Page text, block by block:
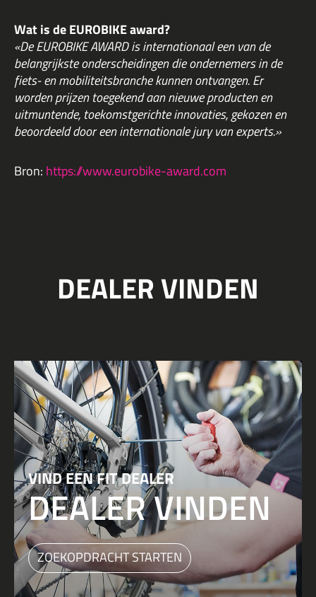
Wat is de EUROBIKE award?
«De EUROBIKE AWARD is internationaal een van de
belangrijkste onderscheidingen die ondernemers in de
fiets- en mobiliteitsbranche kunnen ontvangen. Er
worden prijzen toegekend aan nieuwe producten en
uitmuntende, toekomstgerichte innovaties, gekozen en
beoordeeld door een internationale jury van experts.»
Bron: https://www.eurobike-award.com
DEALER VINDEN
VIND EEN FIT DEALER
DEALER VINDEN
ZOEKOPDRACHT STARTEN